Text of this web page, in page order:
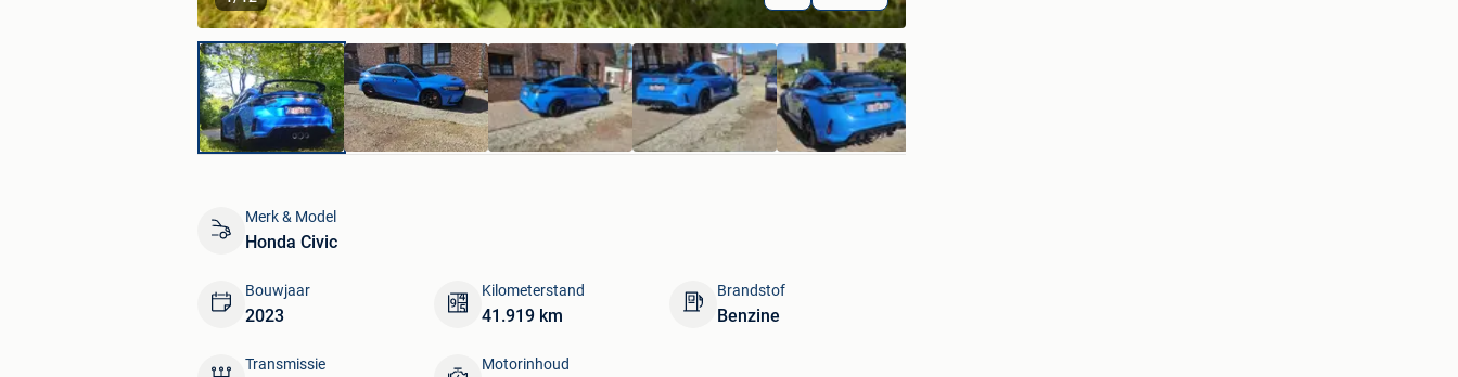
Merk & Model
Honda Civic
Bouwjaar
2023
Kilometerstand
41.919 km
Brandstof
Benzine
Transmissie Motorinhoud